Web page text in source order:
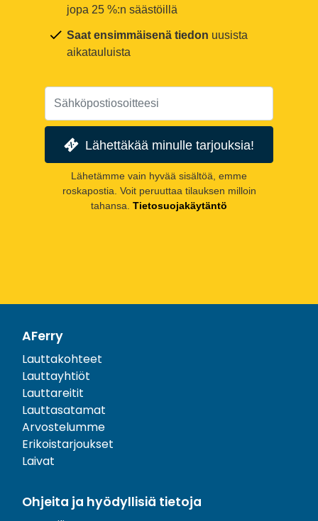
jopa 25 %:n säästöillä
Saat ensimmäisenä tiedon uusista
aikatauluista
Lähettäkää minulle tarjouksia!
Lähetämme vain hyvää sisältöä, emme
roskapostia. Voit peruuttaa tilauksen milloin
tahansa. Tietosuojakäytäntö
AFerry
Lauttakohteet
Lauttayhtiöt
Lauttareitit
Lauttasatamat
Arvostelumme
Erikoistarjoukset
Laivat
Ohjeita ja hyödyllisiä tietoja